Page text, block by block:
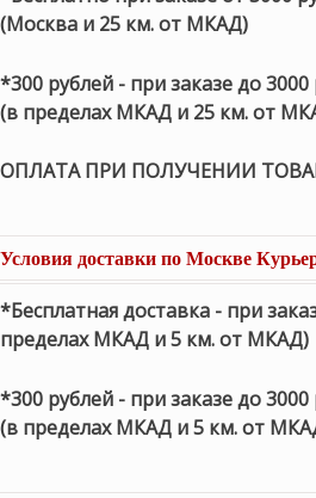
(Москва и 25 км. от МКАД)
*300 рублей - при заказе до 3000
(в пределах МКАД и 25 км. от
ОПЛАТА ПРИ ПОЛУЧЕНИИ
Условия доставки по Москве
*Бесплатная доставка - при
пределах МКАД и 5 км. от МКАД)
*300 рублей - при заказе до 3000
(в пределах МКАД и 5 км. от